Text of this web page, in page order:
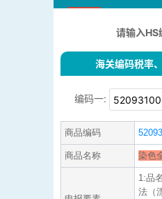
请输入HS
海关编码税率
编码一:
商品编码
商品名称 染色
1:品
法（